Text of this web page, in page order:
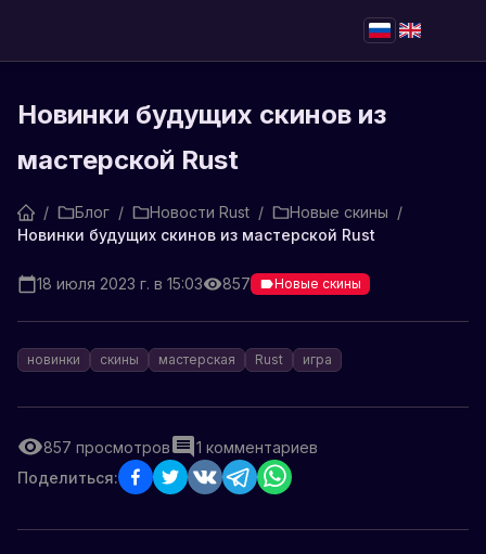
Новинки будущих скинов из
мастерской Rust
/ Блог / Новости Rust / Новые скины /
Новинки будущих скинов из мастерской Rust
18 июля 2023 г. в 15:03 857 Новые скины
новинки скины мастерская Rust игра
857 просмотров 1 комментариев
Поделиться: